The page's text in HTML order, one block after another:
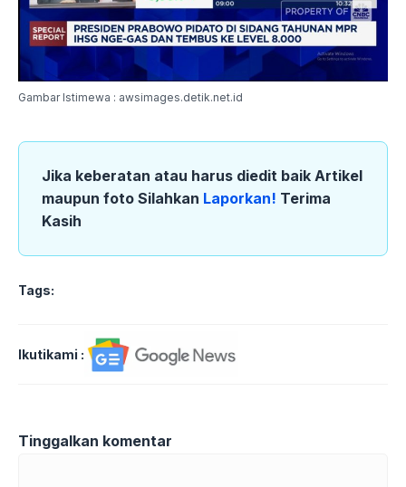
Gambar Istimewa : awsimages.detik.net.id
Jika keberatan atau harus diedit baik Artikel
maupun foto Silahkan Laporkan! Terima
Kasih
Tags:
Ikutikami :
Tinggalkan komentar